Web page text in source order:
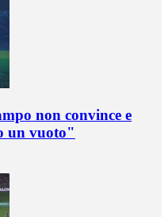
non convince e
un vuoto"